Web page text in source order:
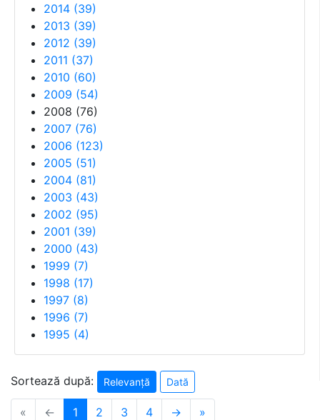
2014 (39)
2013 (39)
2012 (39)
2011 (37)
2010 (60)
2009 (54)
2008 (76)
2007 (76)
2006 (123)
2005 (51)
2004 (81)
2003 (43)
2002 (95)
2001 (39)
2000 (43)
1999 (7)
1998 (17)
1997 (8)
1996 (7)
1995 (4)
Sortează după: Relevanță Dată
« ← 1 2 3 4 → »